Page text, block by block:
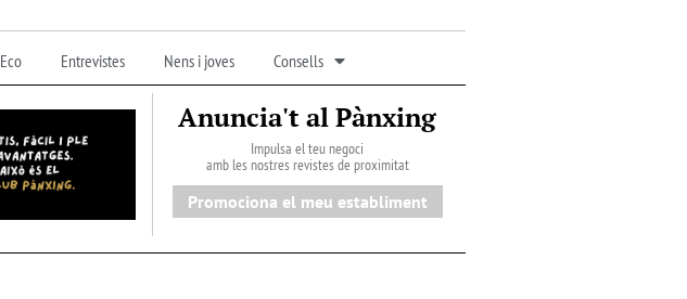
Eco Entrevistes Nens i joves Consells
Anuncia't al Pànxing
Impulsa el teu negoci
amb les nostres revistes de proximitat
Promociona el meu establiment